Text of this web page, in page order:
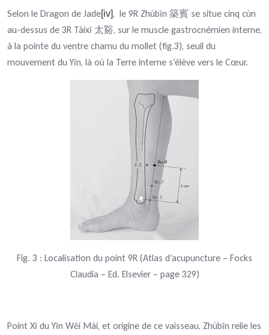
Selon le Dragon de Jade[iv], le 9R Zhùbīn 築賓 se situe cinq cùn
au-dessus de 3R Tàixī 太谿, sur le muscle gastrocnémien interne,
à la pointe du ventre charnu du mollet (fig.3), seuil du
mouvement du Yīn, là où la Terre interne s’élève vers le Cœur.
Fig. 3 : Localisation du point 9R (Atlas d’acupuncture – Focks
Claudia – Ed. Elsevier – page 329)
Point Xī du Yīn Wēi Mài, et origine de ce vaisseau, Zhùbīn relie les